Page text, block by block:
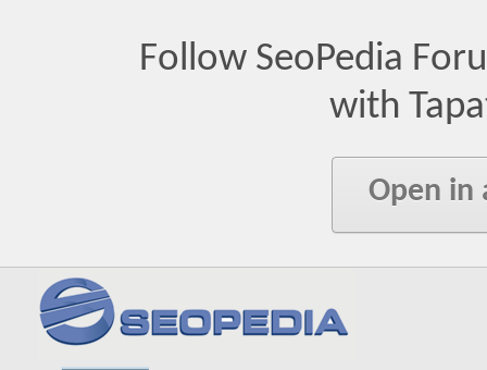
Follow SeoPedia
with
Open in